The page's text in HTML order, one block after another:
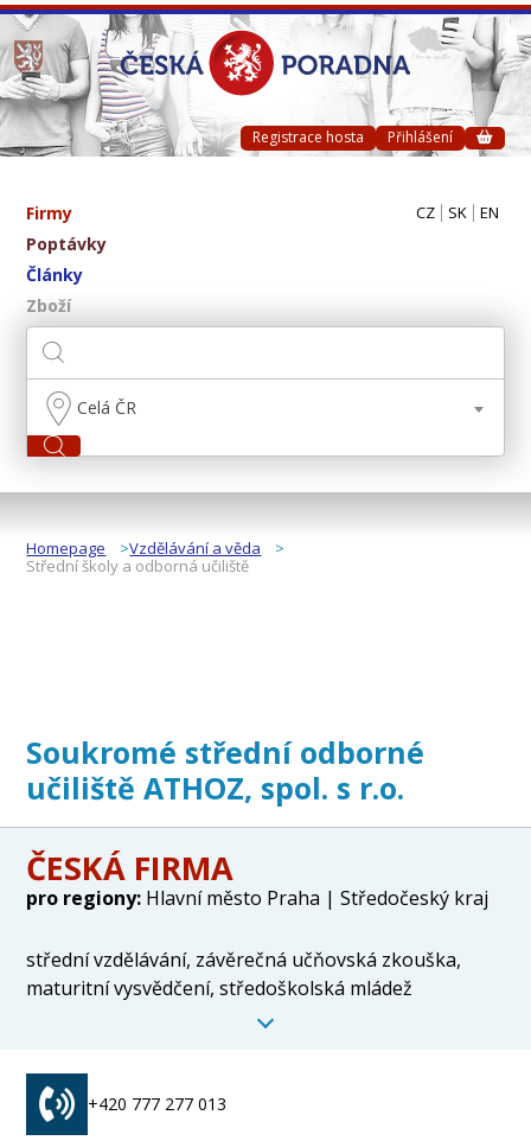
Registrace hosta Přihlášení
Firmy
Poptávky
Články
Zboží
CZ SK EN
Celá ČR
Homepage
Vzdělávání a věda
Střední školy a odborná učiliště
Soukromé střední odborné
učiliště ATHOZ, spol. s r.o.
ČESKÁ FIRMA
pro regiony: Hlavní město Praha | Středočeský kraj
střední vzdělávání, závěrečná učňovská zkouška,
maturitní vysvědčení, středoškolská mládež
+420 777 277 013